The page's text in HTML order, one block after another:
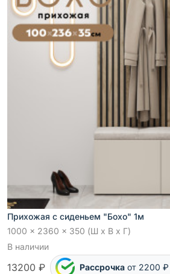
Прихожая с сиденьем "Бохо" 1м
1000 x 2360 x 350 (Ш x В x Г)
В наличии
13200 ₽ Рассрочка от 2200 ₽